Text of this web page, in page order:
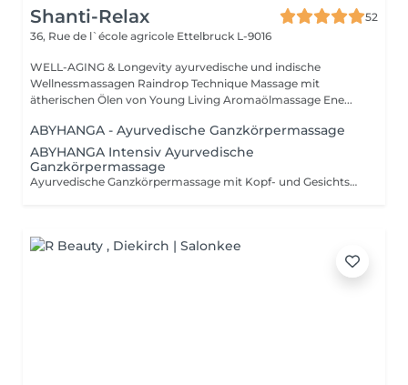
Shanti-Relax
52
36, Rue de l`école agricole Ettelbruck L-9016
WELL-AGING & Longevity ayurvedische und indische
Wellnessmassagen Raindrop Technique Massage mit
ätherischen Ölen von Young Living Aromaölmassage Ene...
ABYHANGA - Ayurvedische Ganzkörpermassage
ABYHANGA Intensiv Ayurvedische
Ganzkörpermassage
Ayurvedische Ganzkörpermassage mit Kopf- und Gesichtsmassage, entspannendem Fussbad : Die « Königin » der Massagen